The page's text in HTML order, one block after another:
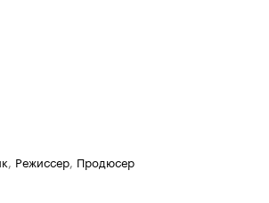
, Режиссер, Продюсер